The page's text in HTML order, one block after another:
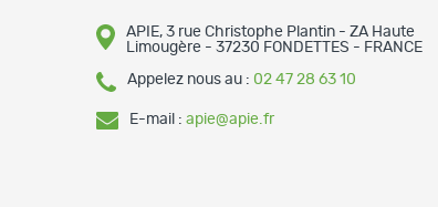
APIE, 3 rue Christophe Plantin - ZA Haute
Limougère - 37230 FONDETTES - FRANCE
Appelez nous au : 02 47 28 63 10
E-mail : apie@apie.fr